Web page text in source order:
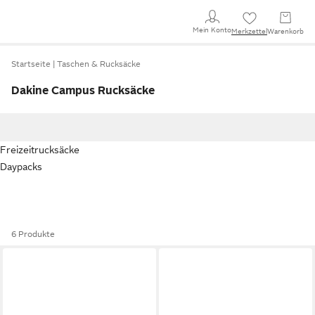
Mein KontoMerkzettel Warenkorb
Startseite Taschen & Rucksäcke
Dakine Campus Rucksäcke
Freizeitrucksäcke
Daypacks
6 Produkte